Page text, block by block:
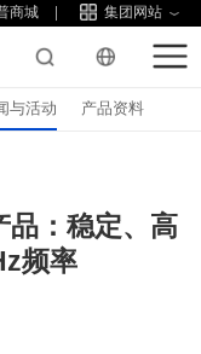
商城 集团网站
与活动 产品资料
频率